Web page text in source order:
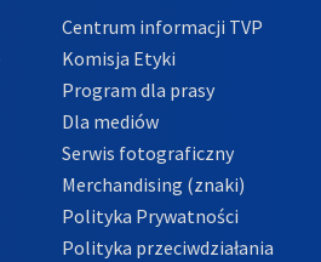
Centrum informacji TVP
Komisja Etyki
Program dla prasy
Dla mediów
Serwis fotograficzny
Merchandising (znaki)
Polityka Prywatności
Polityka przeciwdziałania